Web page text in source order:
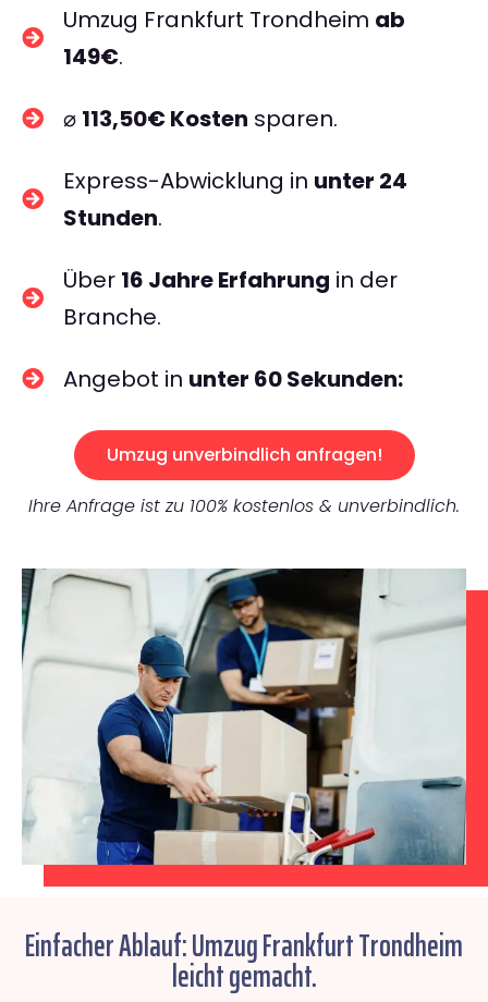
Umzug Frankfurt Trondheim ab
149€.
⌀ 113,50€ Kosten sparen.
Express-Abwicklung in unter 24
Stunden.
Über 16 Jahre Erfahrung in der
Branche.
Angebot in unter 60 Sekunden:
Umzug unverbindlich anfragen!
Ihre Anfrage ist zu 100% kostenlos & unverbindlich.
Einfacher Ablauf: Umzug Frankfurt Trondheim
leicht gemacht.